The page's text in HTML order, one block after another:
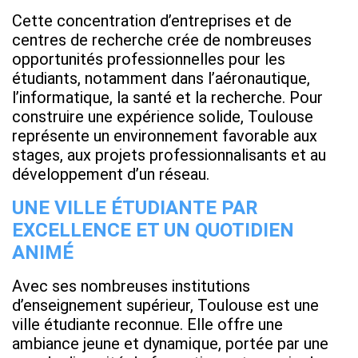
Cette concentration d’entreprises et de
centres de recherche crée de nombreuses
opportunités professionnelles pour les
étudiants, notamment dans l’aéronautique,
l’informatique, la santé et la recherche. Pour
construire une expérience solide, Toulouse
représente un environnement favorable aux
stages, aux projets professionnalisants et au
développement d’un réseau.
UNE VILLE ÉTUDIANTE PAR
EXCELLENCE ET UN QUOTIDIEN
ANIMÉ
Avec ses nombreuses institutions
d’enseignement supérieur, Toulouse est une
ville étudiante reconnue. Elle offre une
ambiance jeune et dynamique, portée par une